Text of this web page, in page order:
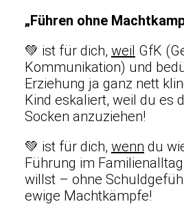
„Führen ohne
💚 ist für dich, weil GfK
Kommunikation) und
Erziehung ja ganz nett
Kind eskaliert, weil du es
Socken anzuziehen!
💚 ist für dich, wenn du
Führung im
willst – ohne
ewige Machtkämpfe!